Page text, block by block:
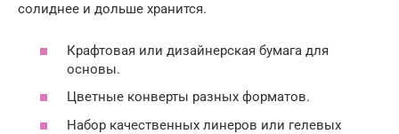
солиднее и дольше хранится.
Крафтовая или дизайнерская бумага для
основы.
Цветные конверты разных форматов.
Набор качественных линеров или гелевых